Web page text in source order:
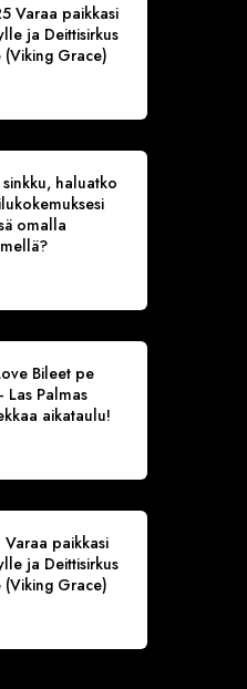
Varaa paikkasi
ja Deittisirkus
Grace)
haluatko
omalla
Bileet pe
Palmas
aikataulu!
paikkasi
ja Deittisirkus
Grace)